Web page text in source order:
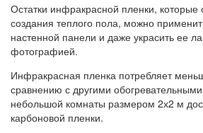
Остатки инфракрасной пленки, которые
создания теплого пола, можно
настенной панели и даже украсить ее
фотографией.
Инфракрасная пленка потребляет
сравнению с другими
небольшой комнаты размером 2х2 м
карбоновой пленки.